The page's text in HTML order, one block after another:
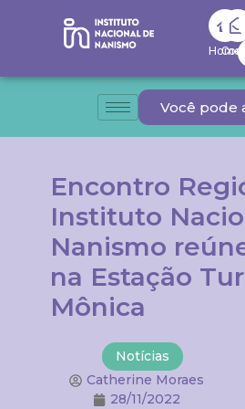
Home
Você pode
Encontro
Instituto
Nanismo
na Estação
Mônica
Notícias
Catherine Moraes
28/11/2022